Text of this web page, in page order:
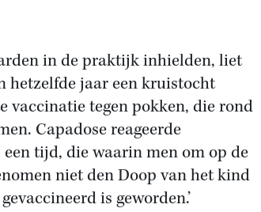
in de praktijk inhielden, liet
hetzelfde jaar een kruistocht
vaccinatie tegen pokken, die rond
Capadose reageerde
tijd, die waarin men om op de
niet den Doop van het kind
is geworden.’